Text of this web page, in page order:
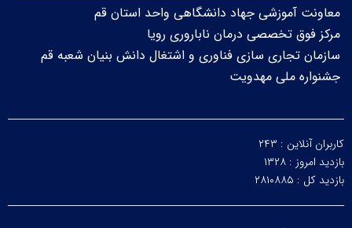
معاونت آموزشی جهاد دانشگاهی واحد استان قم
مرکز فوق تخصصی درمان ناباروری رویا
سازمان تجاری سازی فناوری و اشتغال دانش بنیان شعبه قم
جشنواره ملی مهدویت
کاربران آنلاین : ۲۴۳
بازدید امروز : ۱۳۲۸
بازدید کل : ۲۸۱۰۸۸۵